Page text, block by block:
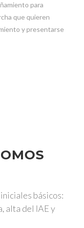
para
que quieren
y presentarse
básicos:
alta del IAE y